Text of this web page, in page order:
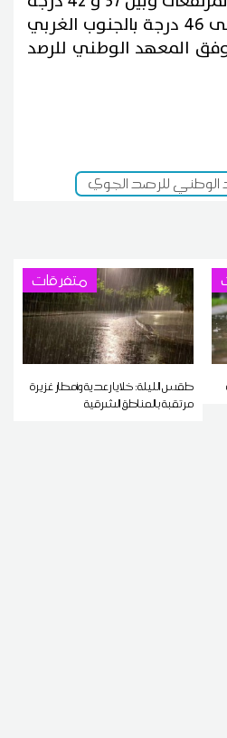
ببقية الجهات وتصل الى 46 درجة بالجنوب الغربي
المعهد الوطني للرصد
الوطني للرصد الجوي
متفرقات
طقس الليلة: خلايا رعدية وأمطار غزيرة
مرتقبة بالمناطق الشرقية